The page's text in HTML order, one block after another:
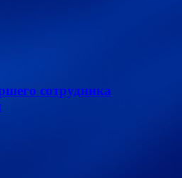
сотрудника